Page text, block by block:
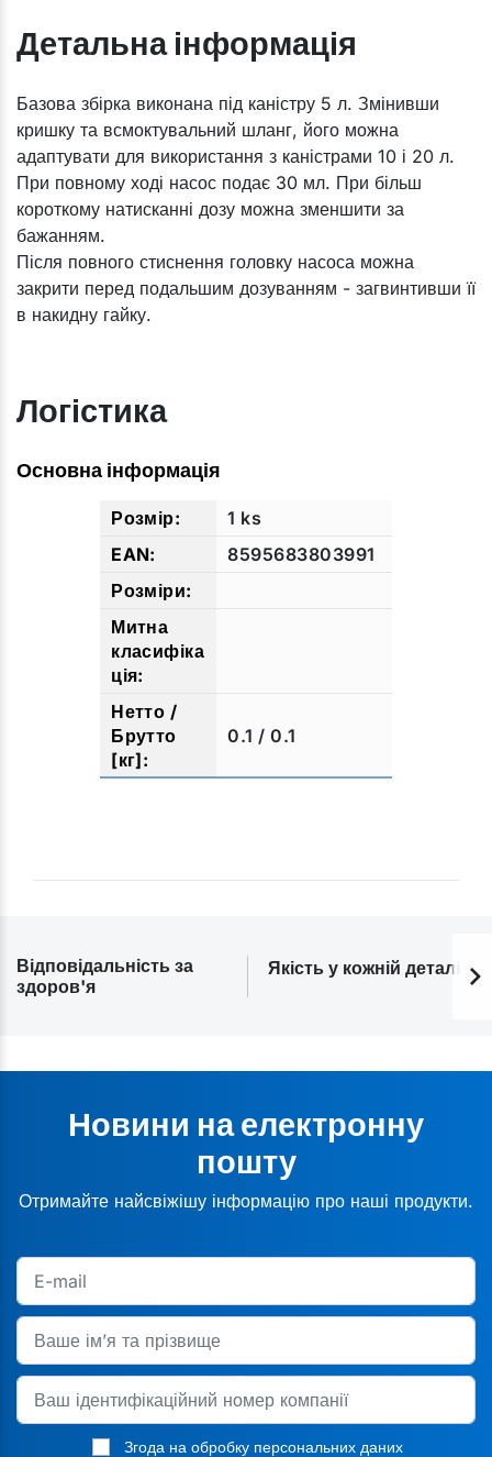
Детальна інформація
​Базова збірка виконана під каністру 5 л. Змінивши
кришку та всмоктувальний шланг, його можна
адаптувати для використання з каністрами 10 і 20 л.
При повному ході насос подає 30 мл. При більш
короткому натисканні дозу можна зменшити за
бажанням.
Після повного стиснення головку насоса можна
закрити перед подальшим дозуванням - загвинтивши її
в накидну гайку.​
Логістика
Основна інформація
1 ks
8595683803991
0.1 / 0.1
Відповідальність за
здоров'я
Якість у кожній деталі
Новини на електронну
пошту
Отримайте найсвіжішу інформацію про наші продукти.
Згода на обробку персональних даних